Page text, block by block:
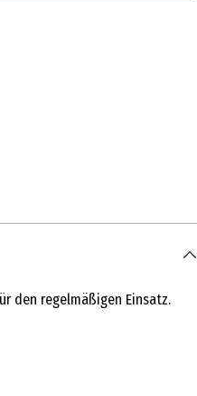
den regelmäßigen Einsatz.